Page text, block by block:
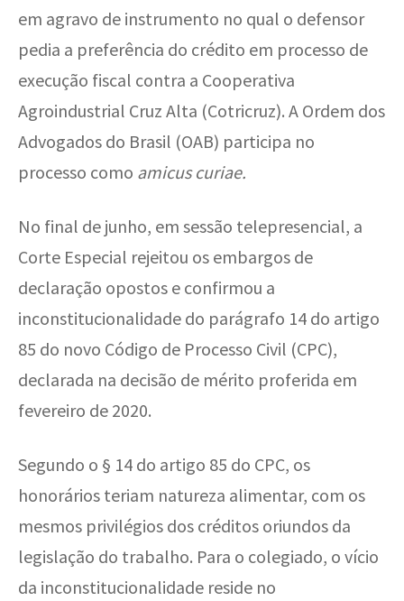
em agravo de instrumento no qual o defensor
pedia a preferência do crédito em processo de
execução fiscal contra a Cooperativa
Agroindustrial Cruz Alta (Cotricruz). A Ordem dos
Advogados do Brasil (OAB) participa no
processo como amicus curiae.
No final de junho, em sessão telepresencial, a
Corte Especial rejeitou os embargos de
declaração opostos e confirmou a
inconstitucionalidade do parágrafo 14 do artigo
85 do novo Código de Processo Civil (CPC),
declarada na decisão de mérito proferida em
fevereiro de 2020.
Segundo o § 14 do artigo 85 do CPC, os
honorários teriam natureza alimentar, com os
mesmos privilégios dos créditos oriundos da
legislação do trabalho. Para o colegiado, o vício
da inconstitucionalidade reside no